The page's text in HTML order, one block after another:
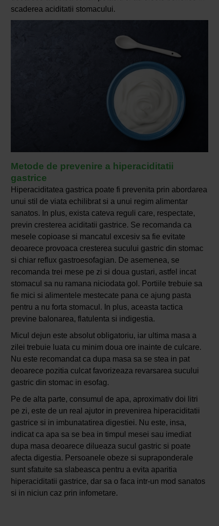
scaderea aciditatii stomacului.
Metode de prevenire a hiperaciditatii
gastrice
Hiperaciditatea gastrica poate fi prevenita prin abordarea
unui stil de viata echilibrat si a unui regim alimentar
sanatos. In plus, exista cateva reguli care, respectate,
previn cresterea aciditatii gastrice. Se recomanda ca
mesele copioase si mancatul excesiv sa fie evitate
deoarece provoaca cresterea sucului gastric din stomac
si chiar reflux gastroesofagian. De asemenea, se
recomanda trei mese pe zi si doua gustari, astfel incat
stomacul sa nu ramana niciodata gol. Portiile trebuie sa
fie mici si alimentele mestecate pana ce ajung pasta
pentru a nu forta stomacul. In plus, aceasta tactica
previne balonarea, flatulenta si indigestia.
Micul dejun este absolut obligatoriu, iar ultima masa a
zilei trebuie luata cu minim doua ore inainte de culcare.
Nu este recomandat ca dupa masa sa se stea in pat
deoarece pozitia culcat favorizeaza revarsarea sucului
gastric din stomac in esofag.
Pe de alta parte, consumul de apa, aproximativ doi litri
pe zi, este de un real ajutor in prevenirea hiperaciditatii
gastrice si in imbunatatirea digestiei. Nu este, insa,
indicat ca apa sa se bea in timpul mesei sau imediat
dupa masa deoarece dilueaza sucul gastric si poate
afecta digestia. Persoanele obeze si supraponderale
sunt sfatuite sa slabeasca pentru a evita aparitia
hiperaciditatii gastrice, dar sa o faca intr-un mod sanatos
si in niciun caz prin infometare.